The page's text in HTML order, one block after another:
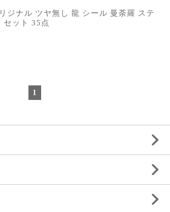
ジナル ツヤ無し 龍 シール 曼荼羅 ステ
セット 35点
1